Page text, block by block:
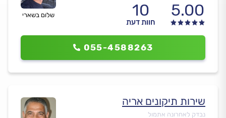
שלום בשארי 5.00
10
חוות דעת
055-4588263
שירות תיקונים אריה
נבדק לאחרונה אתמול